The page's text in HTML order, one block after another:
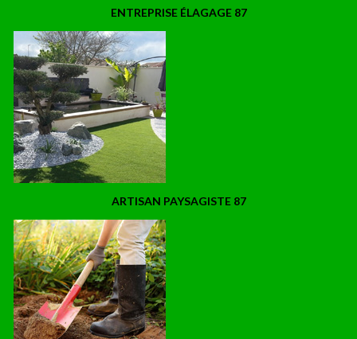
ENTREPRISE ÉLAGAGE 87
ARTISAN PAYSAGISTE 87